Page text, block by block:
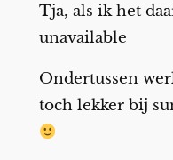
Tja, als ik het
unavailable
Ondertussen
toch lekker bij